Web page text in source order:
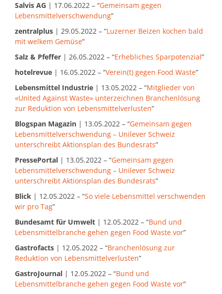
Salvis AG | 17.06.2022 – “Gemeinsam gegen
Lebensmittelverschwendung”
zentralplus | 29.05.2022 – “Luzerner Beizen kochen bald
mit welkem Gemüse”
Salz & Pfeffer | 26.05.2022 – “Erhebliches Sparpotenzial”
hotelrevue | 16.05.2022 – “Verein(t) gegen Food Waste”
Lebensmittel Industrie | 13.05.2022 – “Mitglieder von
«United Against Waste» unterzeichnen Branchenlösung
zur Reduktion von Lebensmittelverlusten”
Blogspan Magazin | 13.05.2022 – “Gemeinsam gegen
Lebensmittelverschwendung – Unilever Schweiz
unterschreibt Aktionsplan des Bundesrats”
PressePortal | 13.05.2022 – “Gemeinsam gegen
Lebensmittelverschwendung – Unilever Schweiz
unterschreibt Aktionsplan des Bundesrats”
Blick | 12.05.2022 – “So viele Lebensmittel verschwenden
wir pro Tag”
Bundesamt für Umwelt | 12.05.2022 – “Bund und
Lebensmittelbranche gehen gegen Food Waste vor”
Gastrofacts | 12.05.2022 – “Branchenlösung zur
Reduktion von Lebensmittelverlusten”
GastroJournal | 12.05.2022 – “Bund und
Lebensmittelbranche gehen gegen Food Waste vor”